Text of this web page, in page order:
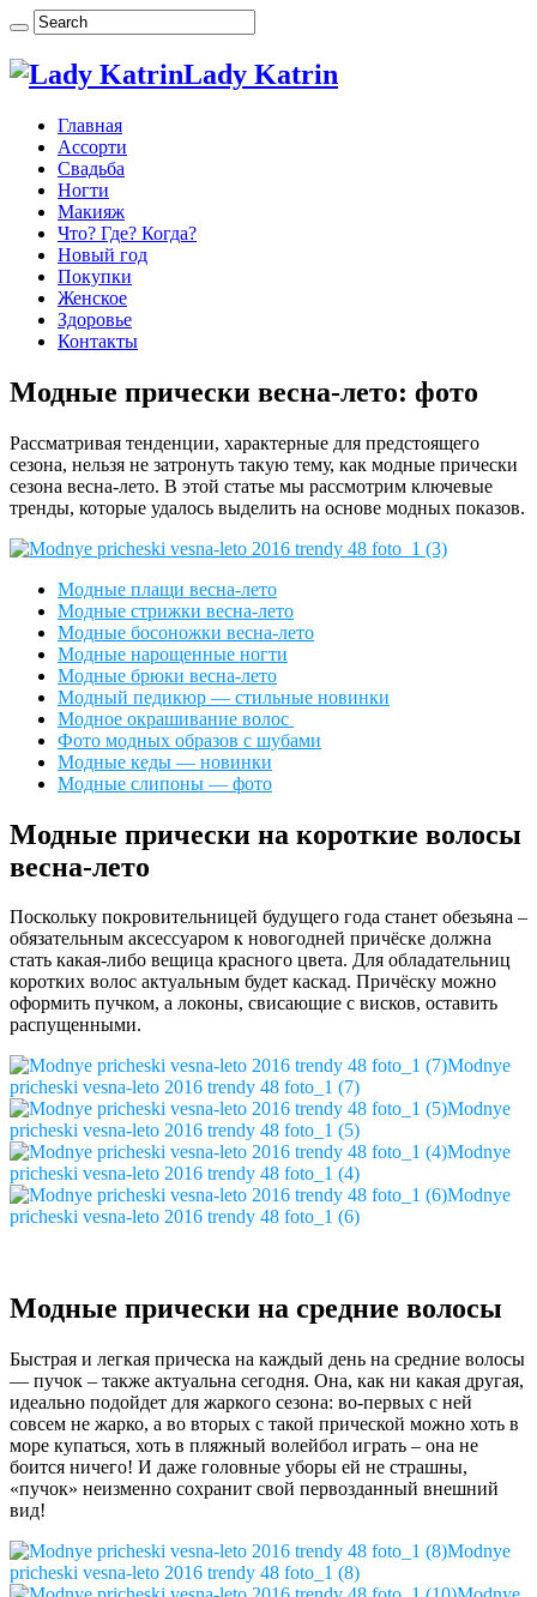
Lady Katrin
Главная
Ассорти
Свадьба
Ногти
Макияж
Что? Где? Когда?
Новый год
Покупки
Женское
Здоровье
Контакты
Модные прически весна-лето: фото
Рассматривая тенденции, характерные для предстоящего
сезона, нельзя не затронуть такую тему, как модные прически
сезона весна-лето. В этой статье мы рассмотрим ключевые
тренды, которые удалось выделить на основе модных показов.
Модные плащи весна-лето
Модные стрижки весна-лето
Модные босоножки весна-лето
Модные нарощенные ногти
Модные брюки весна-лето
Модный педикюр — стильные новинки
Модное окрашивание волос
Фото модных образов с шубами
Модные кеды — новинки
Модные слипоны — фото
Модные прически на короткие волосы
весна-лето
Поскольку покровительницей будущего года станет обезьяна –
обязательным аксессуаром к новогодней причёске должна
стать какая-либо вещица красного цвета. Для обладательниц
коротких волос актуальным будет каскад. Причёску можно
оформить пучком, а локоны, свисающие с висков, оставить
распущенными.
Modnye
pricheski vesna-leto 2016 trendy 48 foto_1 (7)
Modnye
pricheski vesna-leto 2016 trendy 48 foto_1 (5)
Modnye
pricheski vesna-leto 2016 trendy 48 foto_1 (4)
Modnye
pricheski vesna-leto 2016 trendy 48 foto_1 (6)
Модные прически на средние волосы
Быстрая и легкая прическа на каждый день на средние волосы
— пучок – также актуальна сегодня. Она, как ни какая другая,
идеально подойдет для жаркого сезона: во-первых с ней
совсем не жарко, а во вторых с такой прической можно хоть в
море купаться, хоть в пляжный волейбол играть – она не
боится ничего! И даже головные уборы ей не страшны,
«пучок» неизменно сохранит свой первозданный внешний
вид!
Modnye
pricheski vesna-leto 2016 trendy 48 foto_1 (8)